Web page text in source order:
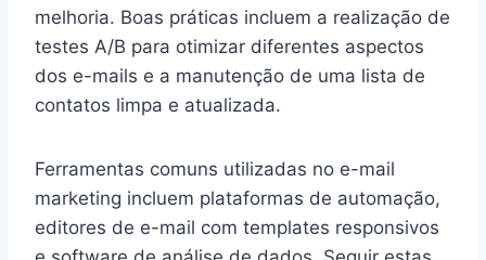
melhoria. Boas práticas incluem a realização de
testes A/B para otimizar diferentes aspectos
dos e-mails e a manutenção de uma lista de
contatos limpa e atualizada.
Ferramentas comuns utilizadas no e-mail
marketing incluem plataformas de automação,
editores de e-mail com templates responsivos